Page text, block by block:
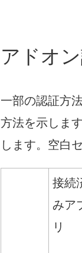
アドオ
一部の認証方
方法を示しま
します。空白
接続
みア
リ